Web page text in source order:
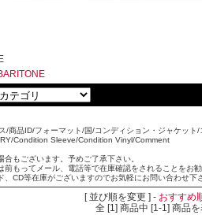
/商品ID/フォーマット/国/コンディション・ジャケット
Condition Sleeve/Condition Vinyl/Comment
もございます。予めご了承下さい。
もってメール、電話等で在庫確認をされることをお勧
CD等在庫がございますのでお気軽にお問い合わせ下
[ 並び順を変更 ] - おすすめ
全 [1] 商品中 [1-1] 商品